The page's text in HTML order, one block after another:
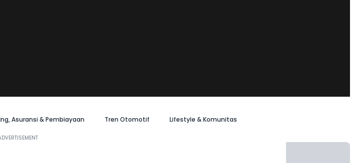
Asuransi & Pembiayaan Tren Otomotif Lifestyle & Komunitas